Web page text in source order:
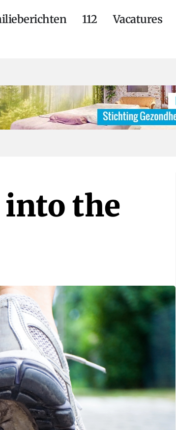
112 Vacatures
into the